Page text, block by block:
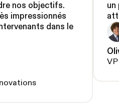
nos objectifs.
impressionnés
dans le
un